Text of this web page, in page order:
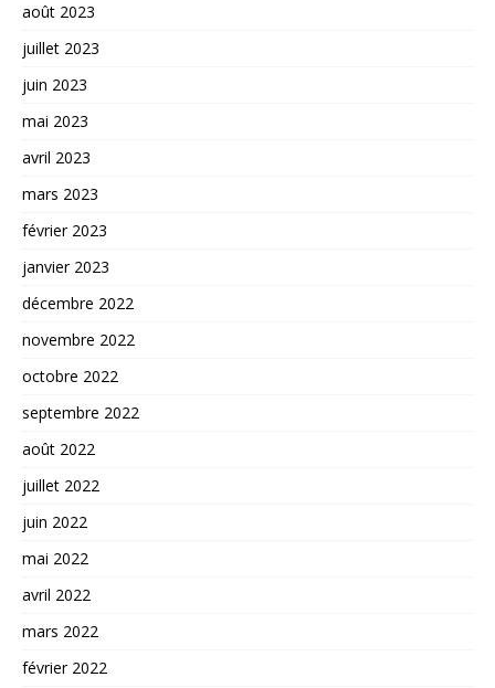
août 2023
juillet 2023
juin 2023
mai 2023
avril 2023
mars 2023
février 2023
janvier 2023
décembre 2022
novembre 2022
octobre 2022
septembre 2022
août 2022
juillet 2022
juin 2022
mai 2022
avril 2022
mars 2022
février 2022